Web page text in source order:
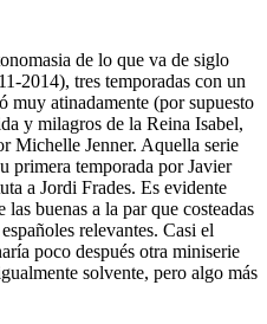
de lo que va de siglo
2014), tres temporadas con un
muy atinadamente (por supuesto
y milagros de la Reina Isabel,
Michelle Jenner. Aquella serie
primera temporada por Javier
a Jordi Frades. Es evidente
buenas a la par que costeadas
relevantes. Casi el
poco después otra miniserie
solvente, pero algo más